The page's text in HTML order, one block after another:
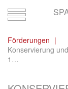
Toggle
navigation
Förderungen
Konservierung
1…